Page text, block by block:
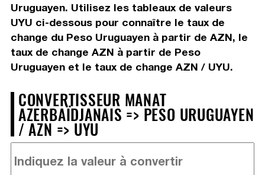
Uruguayen. Utilisez les tableaux de valeurs
UYU ci-dessous pour connaître le taux de
change du Peso Uruguayen à partir de AZN, le
taux de change AZN à partir de Peso
Uruguayen et le taux de change AZN / UYU.
CONVERTISSEUR MANAT
AZERBAÏDJANAIS => PESO URUGUAYEN
/ AZN => UYU